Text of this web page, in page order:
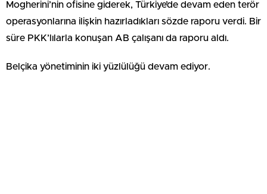
Mogherini’nin ofisine giderek, Türkiye’de devam eden terör
operasyonlarına ilişkin hazırladıkları sözde raporu verdi. Bir
süre PKK’lılarla konuşan AB çalışanı da raporu aldı.
Belçika yönetiminin iki yüzlülüğü devam ediyor.